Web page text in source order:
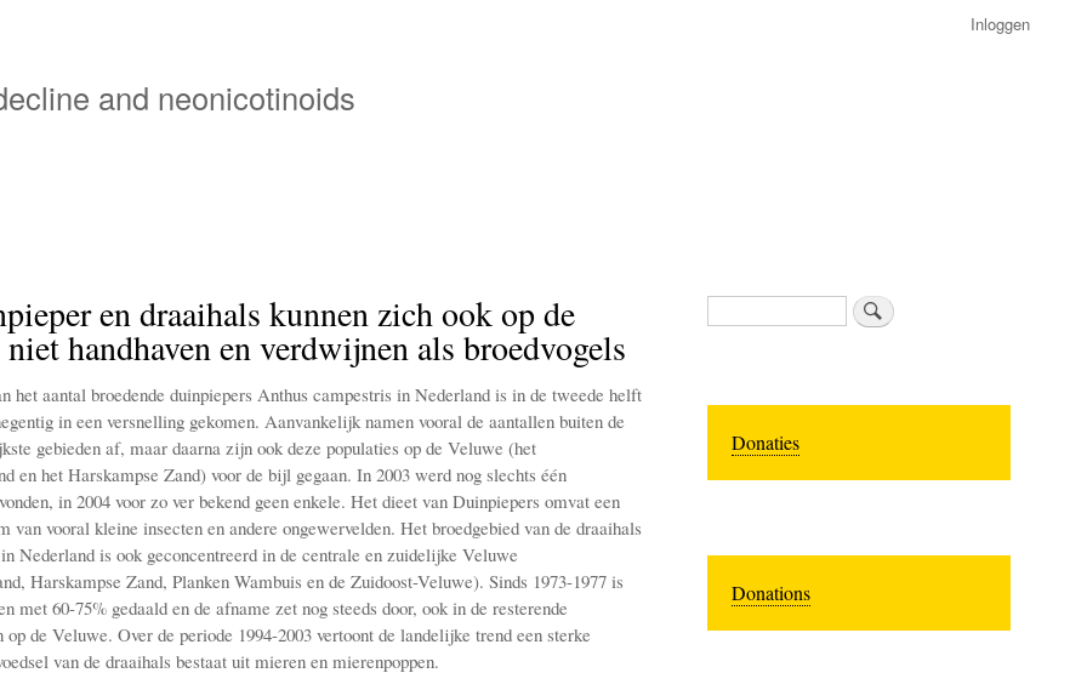
de
Inloggen
and neonicotinoids
en draaihals kunnen zich ook op de
handhaven en verdwijnen als broedvogels
het aantal broedende duinpiepers Anthus campestris in Nederland is in de tweede helft
in een versnelling gekomen. Aanvankelijk namen vooral de aantallen buiten de
gebieden af, maar daarna zijn ook deze populaties op de Veluwe (het
en het Harskampse Zand) voor de bijl gegaan. In 2003 werd nog slechts één
in 2004 voor zo ver bekend geen enkele. Het dieet van Duinpiepers omvat een
van vooral kleine insecten en andere ongewervelden. Het broedgebied van de draaihals
Nederland is ook geconcentreerd in de centrale en zuidelijke Veluwe
Harskampse Zand, Planken Wambuis en de Zuidoost-Veluwe). Sinds 1973-1977 is
met 60-75% gedaald en de afname zet nog steeds door, ook in de resterende
op de Veluwe. Over de periode 1994-2003 vertoont de landelijke trend een sterke
van de draaihals bestaat uit mieren en mierenpoppen.
Zoeken
Donaties
Donations